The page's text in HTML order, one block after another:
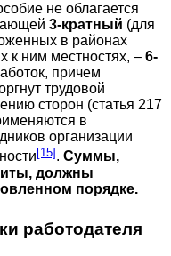
не облагается
3-кратный (для
в районах
к ним местностях, – 6-
причем
трудовой
сторон (статья 217
в
организации
[15]. Суммы,
должны
порядке.
работодателя